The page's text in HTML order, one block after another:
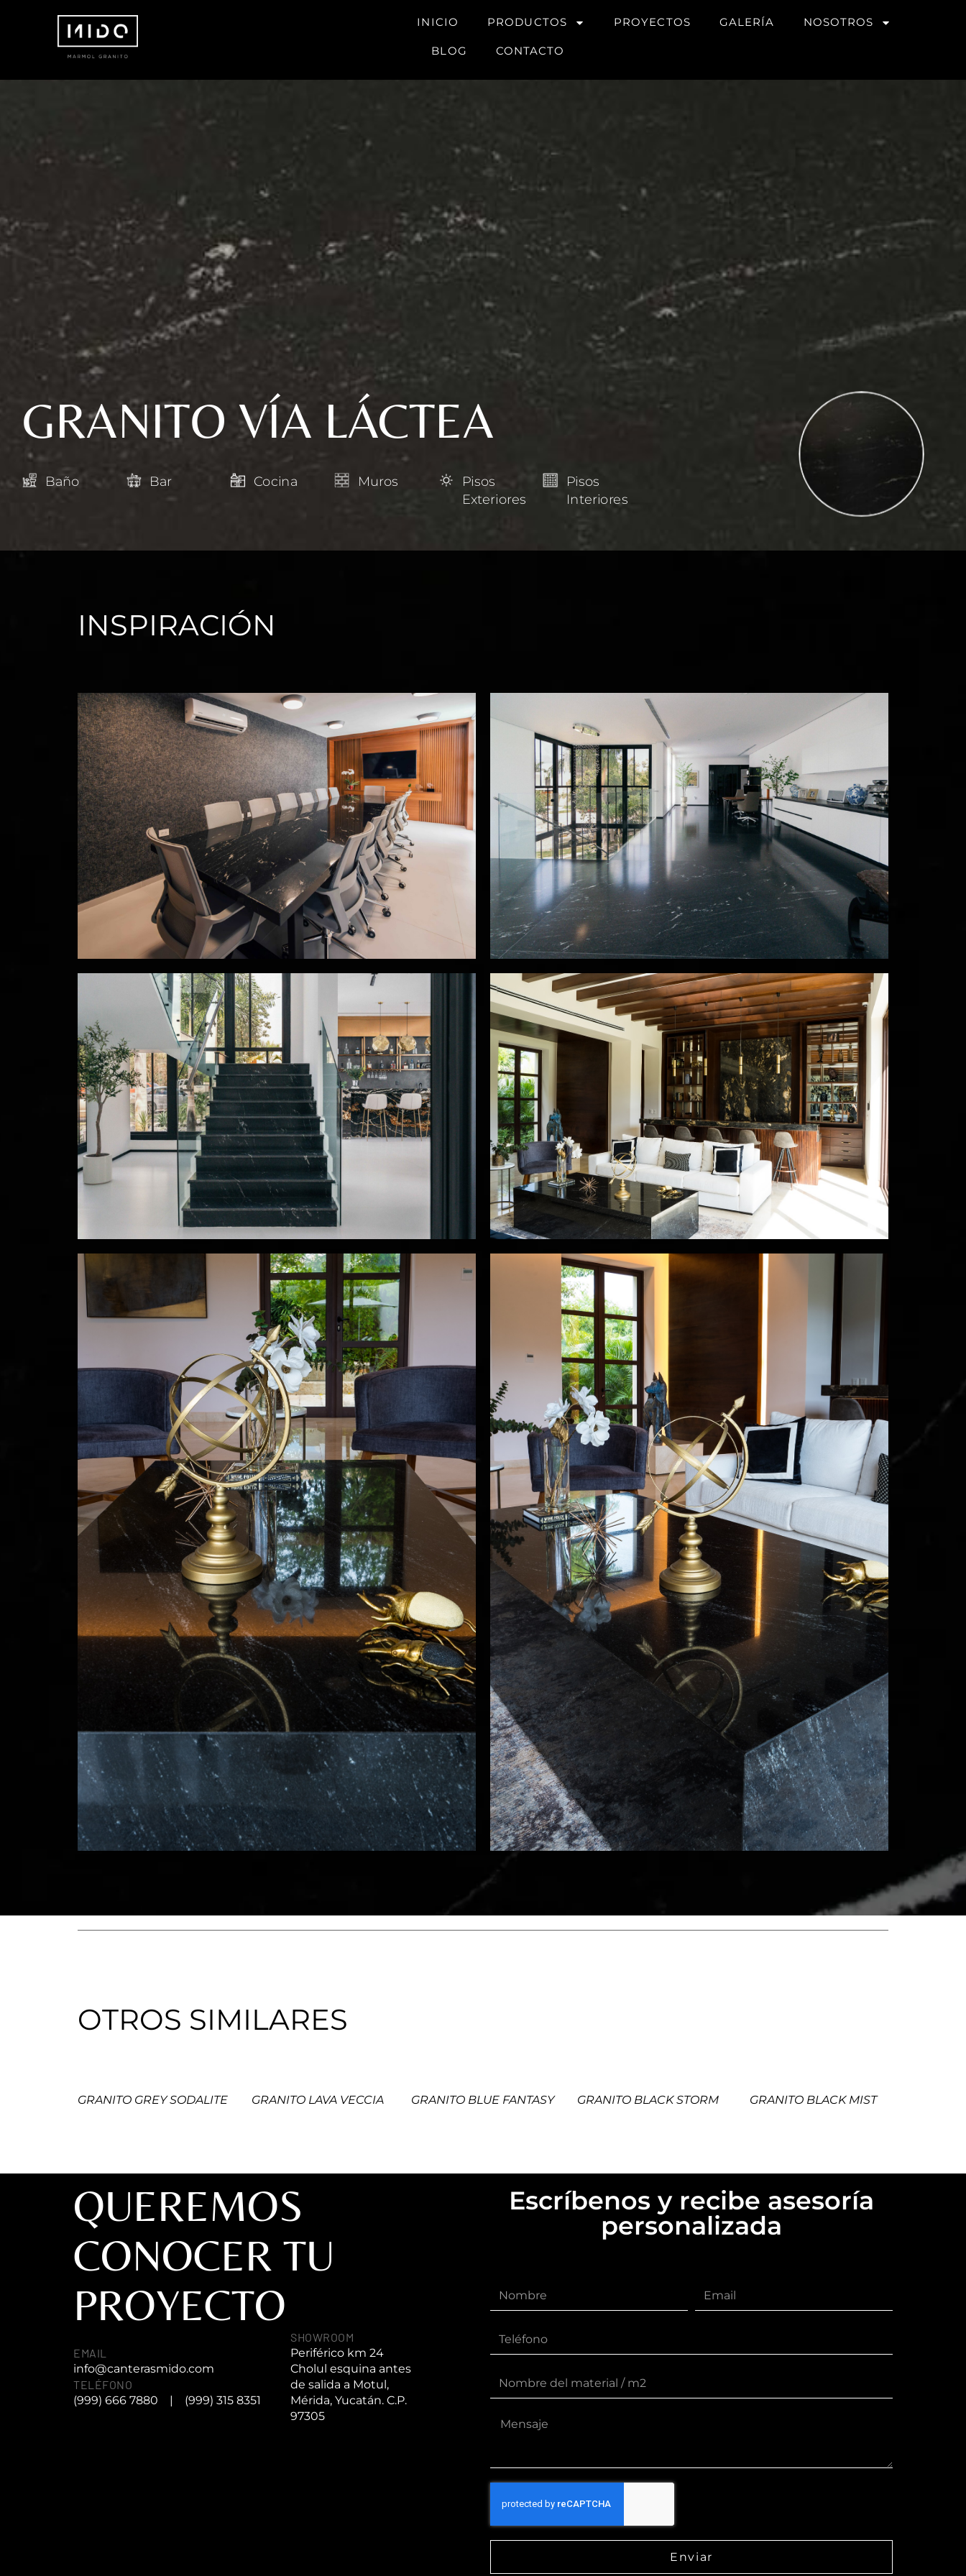
INICIO PRODUCTOS PROYECTOS GALERÍA NOSOTROS
BLOG CONTACTO
GRANITO VÍA LÁCTEA
Baño Bar Cocina Muros
Pisos
Exteriores
Pisos
Interiores
INSPIRACIÓN
OTROS SIMILARES
GRANITO GREY SODALITE GRANITO LAVA VECCIA GRANITO BLUE FANTASY GRANITO BLACK STORM GRANITO BLACK MIST
QUEREMOS
CONOCER TU
PROYECTO
EMAIL
info@canterasmido.com
TELÉFONO
(999) 666 7880
| (999) 315 8351
SHOWROOM
Periférico km 24
Cholul esquina antes
de salida a Motul,
Mérida, Yucatán. C.P.
97305
Escríbenos y recibe asesoría
personalizada
Enviar